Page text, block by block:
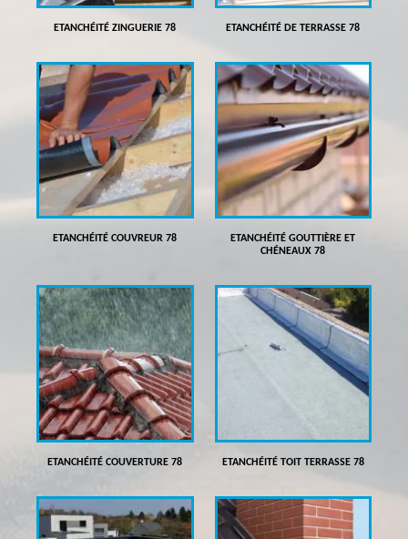
ETANCHÉITÉ ZINGUERIE 78 ETANCHÉITÉ DE TERRASSE 78
ETANCHÉITÉ COUVREUR 78
ETANCHÉITÉ GOUTTIÈRE ET
CHÉNEAUX 78
ETANCHÉITÉ COUVERTURE 78 ETANCHÉITÉ TOIT TERRASSE 78